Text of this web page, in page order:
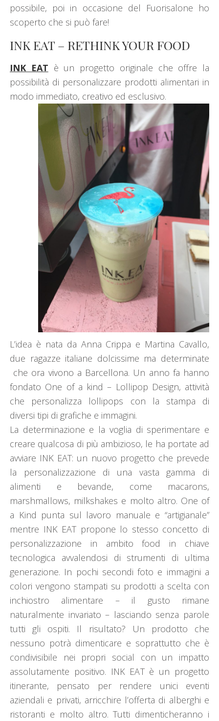
possibile, poi in occasione del Fuorisalone ho
scoperto che si può fare!
INK EAT – RETHINK YOUR FOOD
INK EAT è un progetto originale che offre la
possibilità di personalizzare prodotti alimentari in
modo immediato, creativo ed esclusivo.
L’idea è nata da Anna Crippa e Martina Cavallo,
due ragazze italiane dolcissime ma determinate
che ora vivono a Barcellona. Un anno fa hanno
fondato One of a kind – Lollipop Design, attività
che personalizza lollipops con la stampa di
diversi tipi di grafiche e immagini.
La determinazione e la voglia di sperimentare e
creare qualcosa di più ambizioso, le ha portate ad
avviare INK EAT: un nuovo progetto che prevede
la personalizzazione di una vasta gamma di
alimenti e bevande, come macarons,
marshmallows, milkshakes e molto altro. One of
a Kind punta sul lavoro manuale e “artigianale”
mentre INK EAT propone lo stesso concetto di
personalizzazione in ambito food in chiave
tecnologica avvalendosi di strumenti di ultima
generazione. In pochi secondi foto e immagini a
colori vengono stampati su prodotti a scelta con
inchiostro alimentare – il gusto rimane
naturalmente invariato – lasciando senza parole
tutti gli ospiti. Il risultato? Un prodotto che
nessuno potrà dimenticare e soprattutto che è
condivisibile nei propri social con un impatto
assolutamente positivo. INK EAT è un progetto
itinerante, pensato per rendere unici eventi
aziendali e privati, arricchire l’offerta di alberghi e
ristoranti e molto altro. Tutti dimenticheranno i